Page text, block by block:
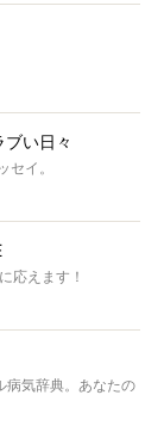
ブい日々
セイ。
応えます！
気辞典。あなたの